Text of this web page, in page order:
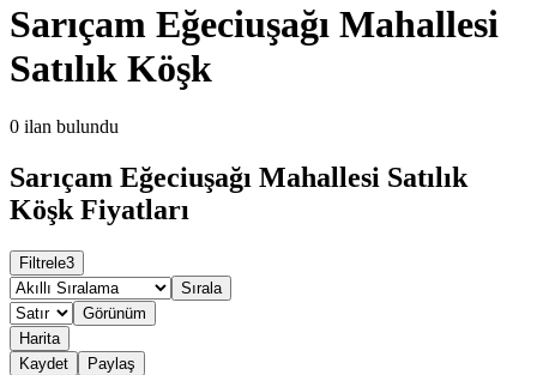
Sarıçam Eğeciuşağı Mahallesi
Satılık Köşk
0 ilan bulundu
Sarıçam Eğeciuşağı Mahallesi Satılık
Köşk Fiyatları
Filtrele3
Sırala
Görünüm
Harita
Kaydet
Paylaş